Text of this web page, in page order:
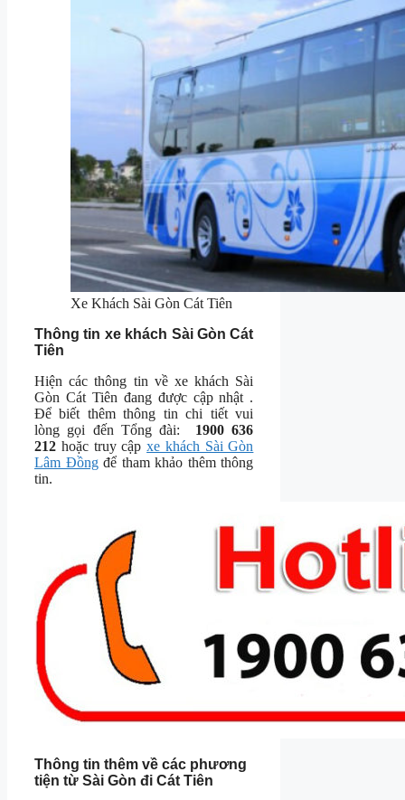
Xe Khách Sài Gòn Cát Tiên
Thông tin xe khách Sài Gòn Cát
Tiên
Hiện các thông tin về xe khách Sài
Gòn Cát Tiên đang được cập nhật .
Để biết thêm thông tin chi tiết vui
lòng gọi đến Tổng đài:
1900 636
212 hoặc truy cậpxe khách Sài Gòn
Lâm Đồngđể tham khảo thêm thông
tin.
Thông tin thêm về các phương
tiện từ Sài Gòn đi Cát Tiên